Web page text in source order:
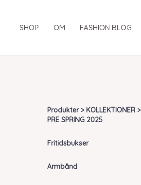
SHOP OM FASHION BLOG
Produkter > KOLLEKTIONER >
PRE SPRING 2025
Fritidsbukser
Armbånd